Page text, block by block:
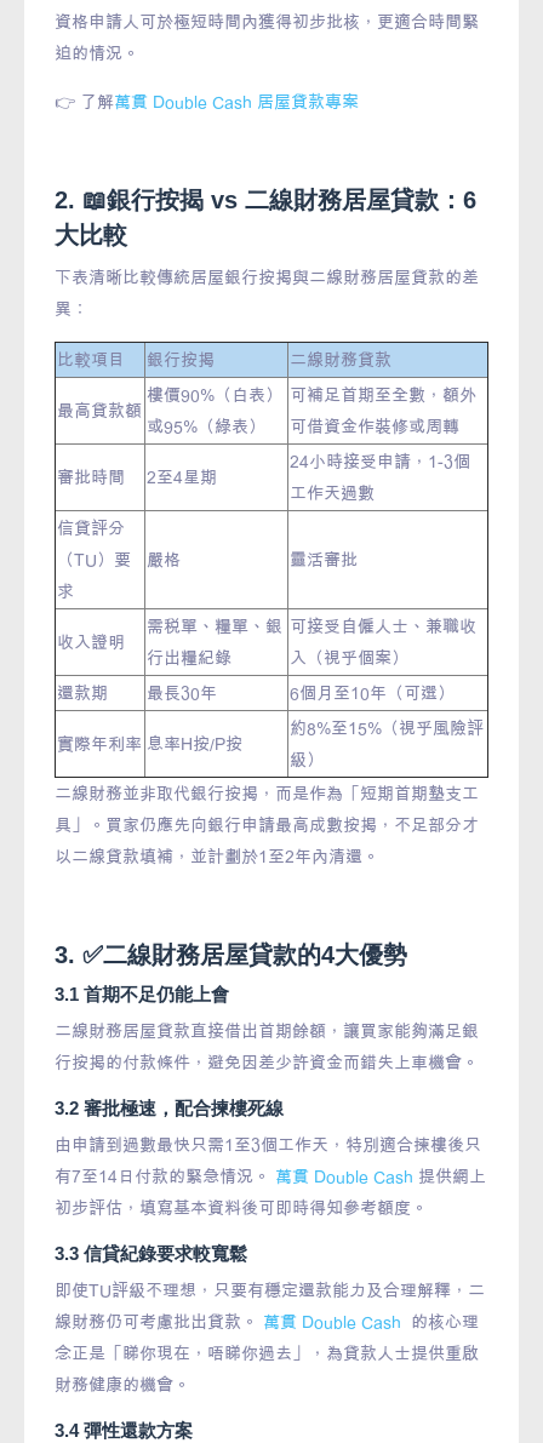
資格申請人可於極短時間內獲得初步批核，更適合時間緊
迫的情況。
👉 了解萬貫 Double Cash 居屋貸款專案
2. 📖銀行按揭 vs 二線財務居屋貸款：6
大比較
下表清晰比較傳統居屋銀行按揭與二線財務居屋貸款的差
異：
比較項目 銀行按揭 二線財務貸款
最高貸款額
樓價90%（白表）
或95%（綠表）
可補足首期至全數，額外
可借資金作裝修或周轉
審批時間 2至4星期
24小時接受申請，1-3個
工作天過數
信貸評分
（TU）要
求
嚴格 靈活審批
收入證明
需稅單、糧單、銀
行出糧紀錄
可接受自僱人士、兼職收
入（視乎個案）
還款期
最長30年 6個月至10年（可選）
實際年利率 息率H按/P按
約8%至15%（視乎風險評
級）
二線財務並非取代銀行按揭，而是作為「短期首期墊支工
具」。買家仍應先向銀行申請最高成數按揭，不足部分才
以二線貸款填補，並計劃於1至2年內清還。
3. ✅️二線財務居屋貸款的4大優勢
3.1 首期不足仍能上會
二線財務居屋貸款直接借出首期餘額，讓買家能夠滿足銀
行按揭的付款條件，避免因差少許資金而錯失上車機會。
3.2 審批極速，配合揀樓死線
由申請到過數最快只需1至3個工作天，特別適合揀樓後只
有7至14日付款的緊急情況。 萬貫 Double Cash 提供網上
初步評估，填寫基本資料後可即時得知參考額度。
3.3 信貸紀錄要求較寬鬆
即使TU評級不理想，只要有穩定還款能力及合理解釋，二
線財務仍可考慮批出貸款。 萬貫 Double Cash 的核心理
念正是「睇你現在，唔睇你過去」，為貸款人士提供重啟
財務健康的機會。
3.4 彈性還款方案